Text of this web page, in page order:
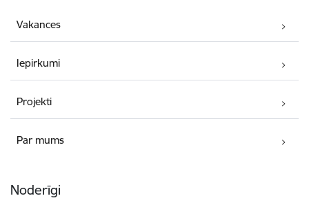
Vakances
Iepirkumi
Projekti
Par mums
Noderīgi